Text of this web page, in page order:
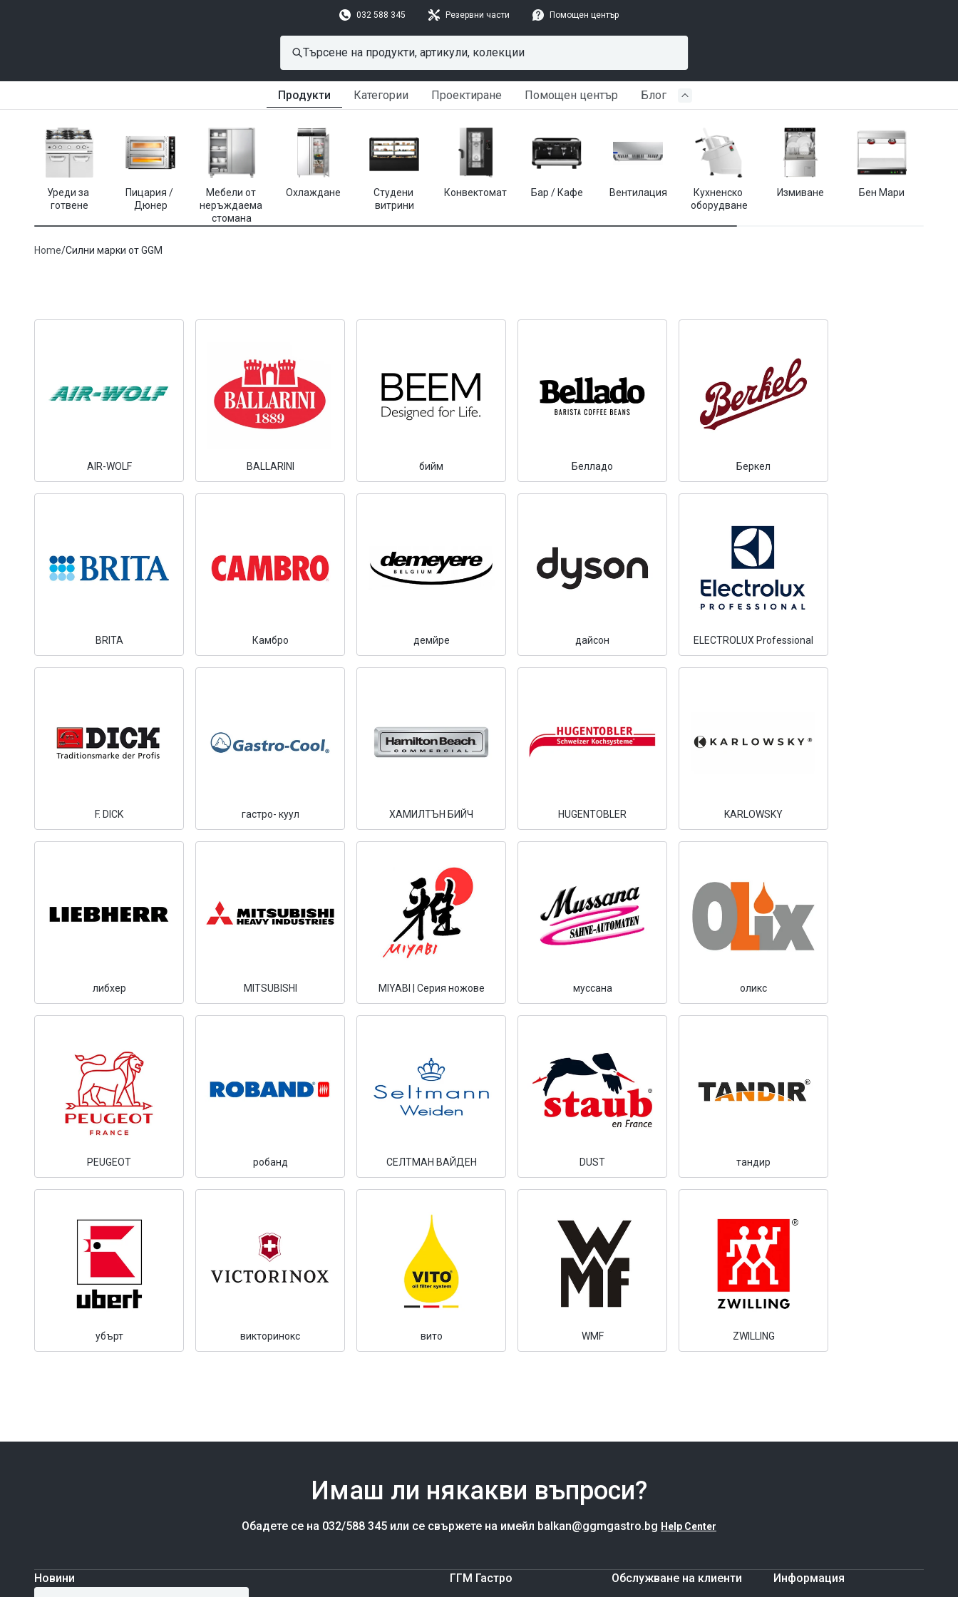
032 588 345 Резервни части Помощен център
Продукти
Уреди за
готвене
Пицария /
Дюнер
Мебели от
неръждаема
стомана
Охлаждане
Студени
витрини
Конвектомат Бар / Кафе Вентилация
Кухненско
оборудване
Измиване Бен Мари
Категории Проектиране Помощен център Блог
Home/Силни марки от GGM
AIR-WOLF BALLARINI бийм Белладо Беркел
BRITA Камбро демйре дайсон ELECTROLUX Professional
F. DICK гастро- куул ХАМИЛТЪН БИЙЧ HUGENTOBLER KARLOWSKY
либхер MITSUBISHI MIYABI | Серия ножове муссана оликс
PEUGEOT робанд СЕЛТМАН ВАЙДЕН DUST тандир
убърт викторинокс вито WMF ZWILLING
Имаш ли някакви въпроси?
Обадете се на 032/588 345 или се свържете на имейл balkan@ggmgastro.bg Help Center
Новини ГГМ Гастро Обслужване на клиенти Информация